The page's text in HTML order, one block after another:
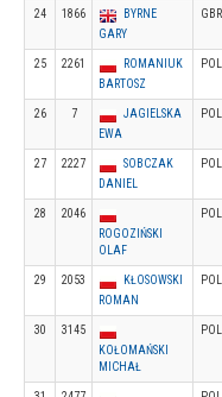
24 1866
BYRNE
GARY
GBR
25 2261
ROMANIUK
BARTOSZ
POL
26 7
JAGIELSKA
EWA
POL
27 2227
SOBCZAK
DANIEL
POL
28
2046
ROGOZIŃSKI
OLAF
POL
29 2053
KŁOSOWSKI
ROMAN
POL
30
3145
KOŁOMAŃSKI
MICHAŁ
POL